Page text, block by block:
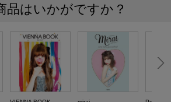
品はいかがですか？